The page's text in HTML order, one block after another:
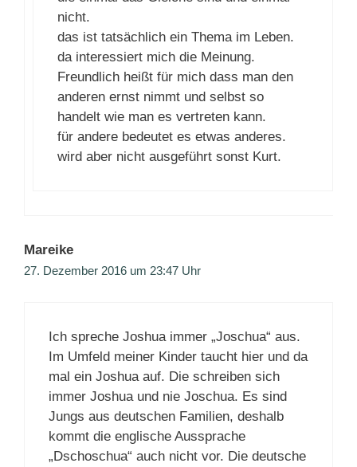
nicht.
das ist tatsächlich ein Thema im Leben.
da interessiert mich die Meinung.
Freundlich heißt für mich dass man den
anderen ernst nimmt und selbst so
handelt wie man es vertreten kann.
für andere bedeutet es etwas anderes.
wird aber nicht ausgeführt sonst Kurt.
Mareike
27. Dezember 2016 um 23:47 Uhr
Ich spreche Joshua immer „Joschua“ aus.
Im Umfeld meiner Kinder taucht hier und da
mal ein Joshua auf. Die schreiben sich
immer Joshua und nie Joschua. Es sind
Jungs aus deutschen Familien, deshalb
kommt die englische Aussprache
„Dschoschua“ auch nicht vor. Die deutsche